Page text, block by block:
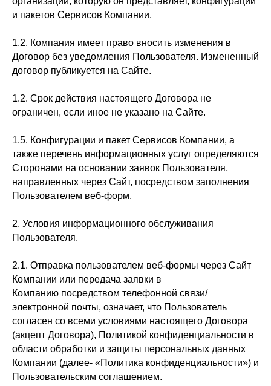
и пакетов Сервисов Компании.
1.2. Компания имеет право вносить изменения в
Договор без уведомления Пользователя. Измененный
договор публикуется на Сайте.
1.2. Срок действия настоящего Договора не
ограничен, если иное не указано на Сайте.
1.5. Конфигурации и пакет Сервисов Компании, а
также перечень информационных услуг определяются
Сторонами на основании заявок Пользователя,
направленных через Сайт, посредством заполнения
Пользователем веб-форм.
2. Условия информационного обслуживания
Пользователя.
2.1. Отправка пользователем веб-формы через Сайт
Компании или передача заявки в
Компанию посредством телефонной связи/
электронной почты, означает, что Пользователь
согласен со всеми условиями настоящего Договора
(акцепт Договора), Политикой конфиденциальности в
области обработки и защиты персональных данных
Компании (далее- «Политика конфиденциальности») и
Пользовательским соглашением.